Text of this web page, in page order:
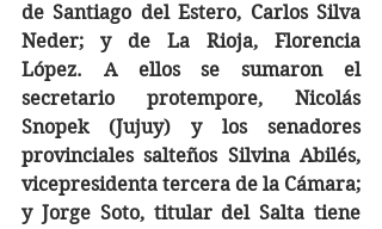
de Santiago del Estero, Carlos Silva
Neder; y de La Rioja, Florencia
López. A ellos se sumaron el
secretario protempore, Nicolás
Snopek (Jujuy) y los senadores
provinciales salteños Silvina Abilés,
vicepresidenta tercera de la Cámara;
y Jorge Soto, titular del Salta tiene